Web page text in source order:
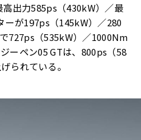
出力585ps（430kW）／最
が197ps（145kW）／280
727ps（535kW）／1000Nm
ーペン05 GTは、800ps（58
られている。